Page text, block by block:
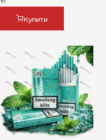
Купити